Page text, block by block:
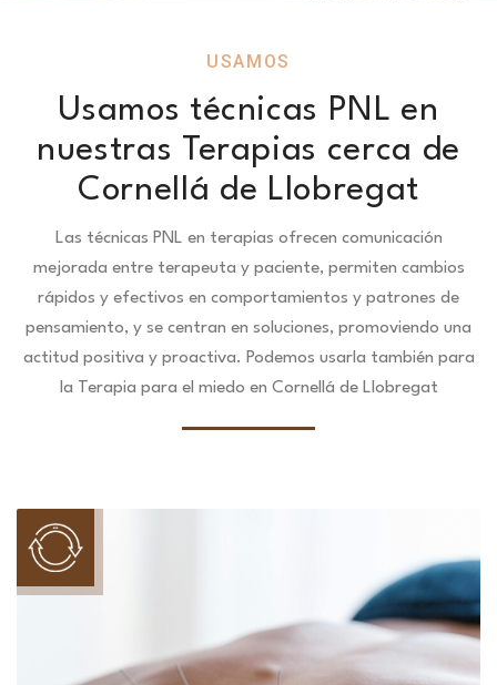
USAMOS
Usamos técnicas PNL en
nuestras Terapias cerca de
Cornellá de Llobregat
Las técnicas PNL en terapias ofrecen comunicación
mejorada entre terapeuta y paciente, permiten cambios
rápidos y efectivos en comportamientos y patrones de
pensamiento, y se centran en soluciones, promoviendo una
actitud positiva y proactiva. Podemos usarla también para
la Terapia para el miedo en Cornellá de Llobregat